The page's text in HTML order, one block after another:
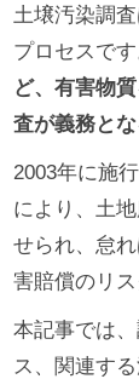
土壌汚染調
プロセスで
ど、有害物
査が義務と
2003年に施
により、土
せられ、怠
害賠償のリ
本記事では
ス、関連す